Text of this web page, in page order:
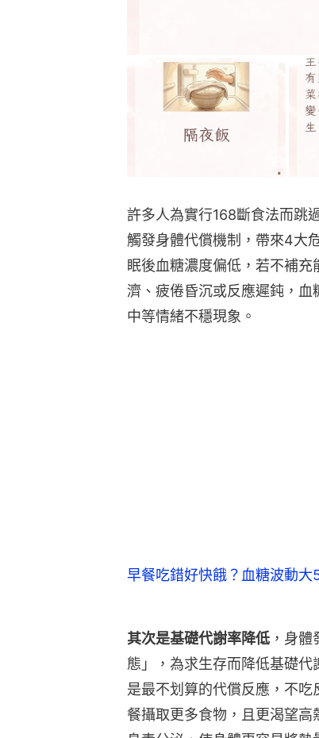
許多人為實行168斷食法而跳
觸發身體代償機制，帶來4大
眠後血糖濃度偏低，若不補
濟、疲倦昏沉或反應遲鈍，
中等情緒不穩現象。
續分泌卻沒有食物可消化，
害。